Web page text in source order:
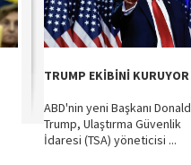
TRUMP EKİBİNİ KURUYOR
ABD'nin yeni Başkanı Donald
Trump, Ulaştırma Güvenlik
İdaresi (TSA) yöneticisi ...